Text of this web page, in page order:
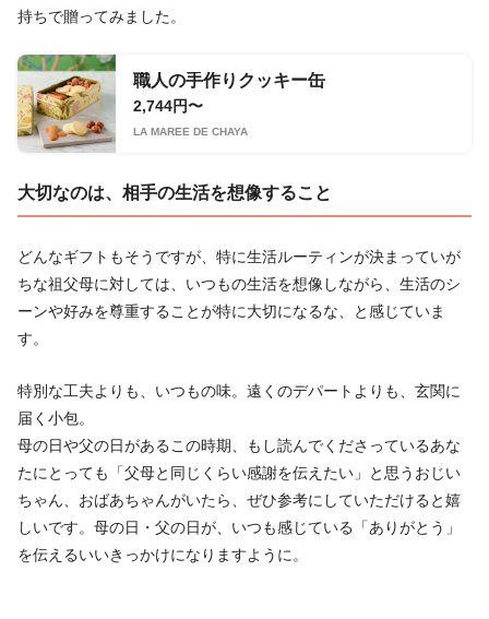
持ちで贈ってみました。
職人の手作りクッキー缶
2,744円〜
LA MARÉE DE CHAYA
大切なのは、相手の生活を想像すること
どんなギフトもそうですが、特に生活ルーティンが決まっていが
ちな祖父母に対しては、いつもの生活を想像しながら、生活のシ
ーンや好みを尊重することが特に大切になるな、と感じていま
す。
特別な工夫よりも、いつもの味。遠くのデパートよりも、玄関に
届く小包。
母の日や父の日があるこの時期、もし読んでくださっているあな
たにとっても「父母と同じくらい感謝を伝えたい」と思うおじい
ちゃん、おばあちゃんがいたら、ぜひ参考にしていただけると嬉
しいです。母の日・父の日が、いつも感じている「ありがとう」
を伝えるいいきっかけになりますように。